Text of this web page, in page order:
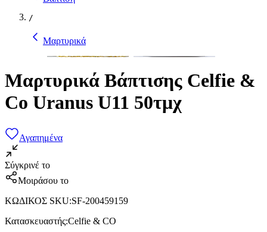
/
Μαρτυρικά
Μαρτυρικά Βάπτισης Celfie &
Co Uranus U11 50τμχ
Αγαπημένα
Σύγκρινέ το
Μοιράσου το
ΚΩΔΙΚΟΣ SKU:SF-200459159
Κατασκευαστής:Celfie & CO